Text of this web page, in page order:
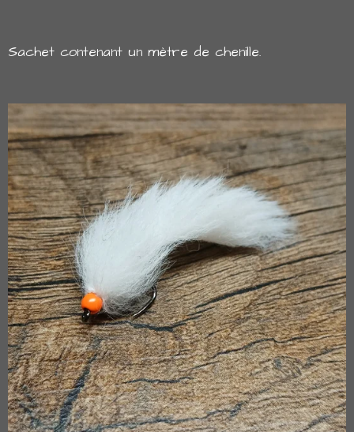
Sachet contenant un mètre de chenille.